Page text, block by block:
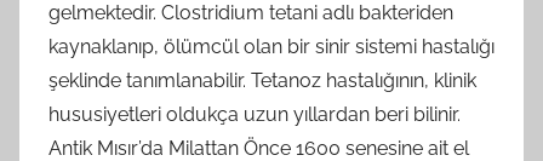
gelmektedir. Clostridium tetani adlı bakteriden
kaynaklanıp, ölümcül olan bir sinir sistemi hastalığı
şeklinde tanımlanabilir. Tetanoz hastalığının, klinik
hususiyetleri oldukça uzun yıllardan beri bilinir.
Antik Mısır’da Milattan Önce 1600 senesine ait el